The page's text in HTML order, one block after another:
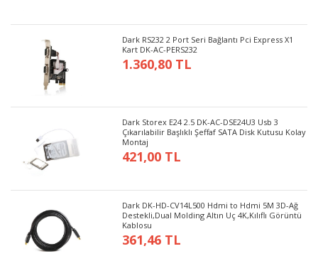
Dark RS232 2 Port Seri Bağlantı Pci Express X1
Kart DK-AC-PERS232
1.360,80 TL
Dark Storex E24 2.5 DK-AC-DSE24U3 Usb 3
Çıkarılabilir Başlıklı Şeffaf SATA Disk Kutusu Kolay
Montaj
421,00 TL
Dark DK-HD-CV14L500 Hdmi to Hdmi 5M 3D-Ağ
Destekli,Dual Molding Altın Uç 4K,Kılıflı Görüntü
Kablosu
361,46 TL